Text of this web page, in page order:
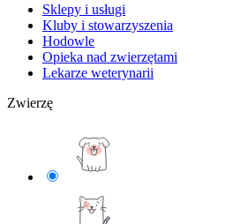
Sklepy i usługi
Kluby i stowarzyszenia
Hodowle
Opieka nad zwierzętami
Lekarze weterynarii
Zwierzę